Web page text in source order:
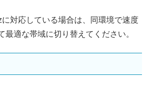
対応している場合は、同環境で速度
最適な帯域に切り替えてください。